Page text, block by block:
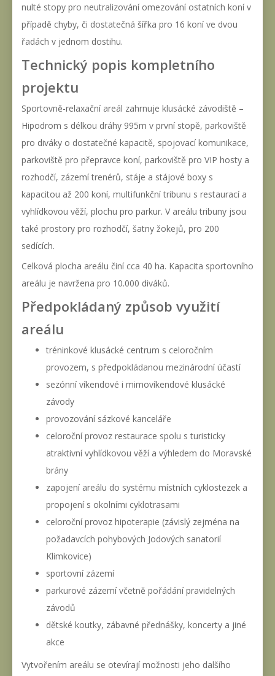
nulté stopy pro neutralizování omezování ostatních koní v
případě chyby, či dostatečná šířka pro 16 koní ve dvou
řadách v jednom dostihu.
Technický popis kompletního
projektu
Sportovně-relaxační areál zahrnuje klusácké závodiště –
Hipodrom s délkou dráhy 995m v první stopě, parkoviště
pro diváky o dostatečné kapacitě, spojovací komunikace,
parkoviště pro přepravce koní, parkoviště pro VIP hosty a
rozhodčí, zázemí trenérů, stáje a stájové boxy s
kapacitou až 200 koní, multifunkční tribunu s restaurací a
vyhlídkovou věží, plochu pro parkur. V areálu tribuny jsou
také prostory pro rozhodčí, šatny žokejů, pro 200
sedících.
Celková plocha areálu činí cca 40 ha. Kapacita sportovního
areálu je navržena pro 10.000 diváků.
Předpokládaný způsob využití
areálu
tréninkové klusácké centrum s celoročním
provozem, s předpokládanou mezinárodní účastí
sezónní víkendové i mimovíkendové klusácké
závody
provozování sázkové kanceláře
celoroční provoz restaurace spolu s turisticky
atraktivní vyhlídkovou věží a výhledem do Moravské
brány
zapojení areálu do systému místních cyklostezek a
propojení s okolními cyklotrasami
celoroční provoz hipoterapie (závislý zejména na
požadavcích pohybových Jodových sanatorií
Klimkovice)
sportovní zázemí
parkurové zázemí včetně pořádání pravidelných
závodů
dětské koutky, zábavné přednášky, koncerty a jiné
akce
Vytvořením areálu se otevírají možnosti jeho dalšího